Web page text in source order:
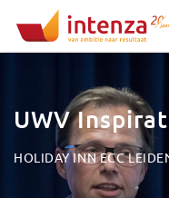
UWV
HOLIDAY INN ECC